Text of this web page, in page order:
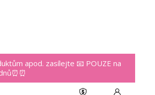
apod. zasílejte 📧 POUZE na